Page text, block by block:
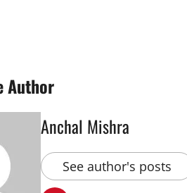
Author
Anchal Mishra
See author's posts